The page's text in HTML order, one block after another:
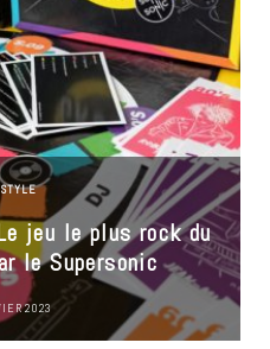
jeu le plus rock du
le Supersonic
2023